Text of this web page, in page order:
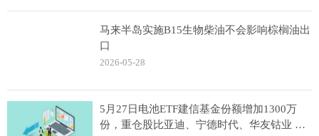
马来半岛实施B15生物柴油不会影响棕榈油出
口
2026-05-28
5月27日电池ETF建信基金份额增加1300万
份，重仓股比亚迪、宁德时代、华友钴业 观